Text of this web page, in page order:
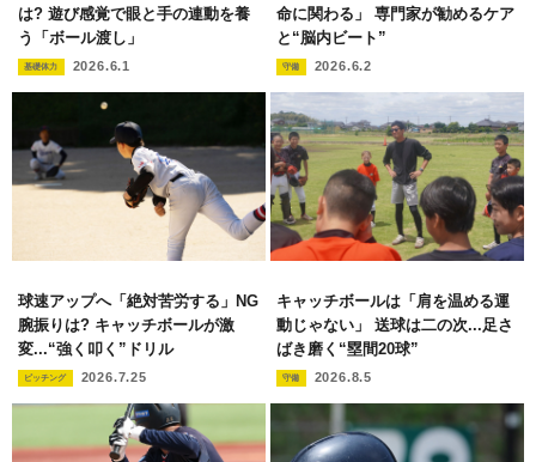
は? 遊び感覚で眼と手の連動を養
う「ボール渡し」
基礎体力 2026.6.1
命に関わる」 専門家が勧めるケア
と“脳内ビート”
守備 2026.6.2
球速アップへ「絶対苦労する」NG
腕振りは? キャッチボールが激
変...“強く叩く”ドリル
ピッチング 2026.7.25
キャッチボールは「肩を温める運
動じゃない」 送球は二の次...足さ
ばき磨く“塁間20球”
守備 2026.8.5